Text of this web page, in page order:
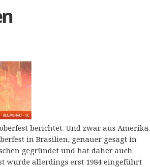
berichtet. Und zwar aus Amerika.
in Brasilien, genauer gesagt in
gegründet und hat daher auch
wurde allerdings erst 1984 eingeführt